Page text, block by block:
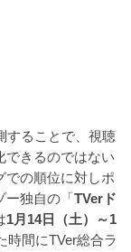
することで、視聴
できるのではない
での順位に対しポ
ー独自の「TVerド
1月14日（土）～1
時間にTVer総合ラ